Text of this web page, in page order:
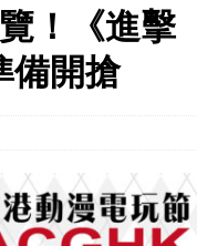
佔配信
動畫
活動
！《進擊
備開搶